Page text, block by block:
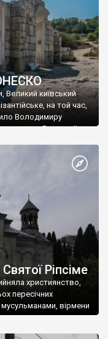
Великий київський
на той час,
Володимиру
Василю ІІ, та
християнином.
Таврійського
Ріпсіме
християнство,
пересічних
мусульманами, вірмени